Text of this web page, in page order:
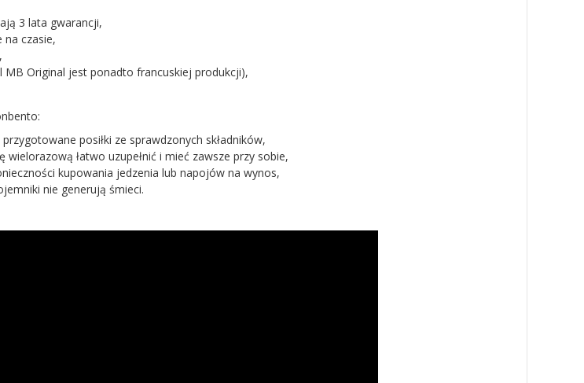
3 lata gwarancji,
na czasie,
Original jest ponadto francuskiej produkcji),
posiłki ze sprawdzonych składników,
łatwo uzupełnić i mieć zawsze przy sobie,
kupowania jedzenia lub napojów na wynos,
nie generują śmieci.